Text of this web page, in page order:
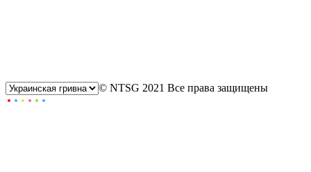
© NTSG 2021 Все права защищены